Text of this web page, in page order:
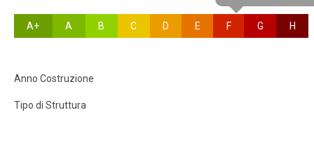
A+ A B C D E F G H
Anno Costruzione
Tipo di Struttura